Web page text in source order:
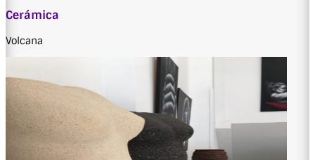
Cerámica
Volcana